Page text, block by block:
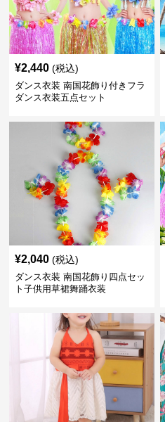
¥2,440 (税込)
ダンス衣装 南国花飾り付きフラ
ダンス衣装五点セット
¥2,040 (税込)
ダンス衣装 南国花飾り四点セッ
ト子供用草裙舞踊衣装